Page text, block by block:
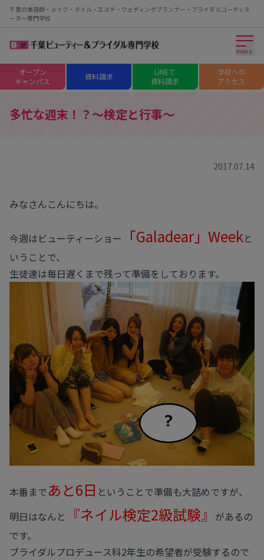
千葉の美容師・メイク・ネイル・エステ・ウェディングプランナー・ブライダルコーディネ
ーター専門学校
menu
オープン
キャンパス
資料請求
LINEで
資料請求
学校への
アクセス
多忙な週末！？～検定と行事～
2017.07.14
みなさんこんにちは。
今週はビューティーショー 「Galadear」Weekと
いうことで、
生徒達は毎日遅くまで残って準備をしております。
本番まであと6日 ということで準備も大詰めですが、
明日はなんと
『ネイル検定2級試験』
があるの
です。
ブライダルプロデュース科2年生の希望者が受験するので